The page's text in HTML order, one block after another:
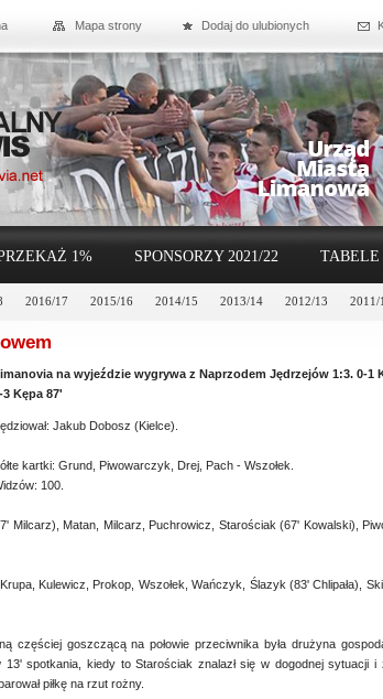
Mapa strony Dodaj do ulubionych
2016/17 2015/16 2014/15 2013/14 2012/13 2011/
1% SPONSORZY 2021/22 TABELE
na wyjeździe wygrywa z Naprzodem Jędrzejów 1:3. 0-1
3 Kępa 87'
Jakub Dobosz (Kielce).
kartki: Grund, Piwowarczyk, Drej, Pach - Wszołek.
100.
Milcarz), Matan, Milcarz, Puchrowicz, Starościak (67' Kowalski),
Kulewicz, Prokop, Wszołek, Wańczyk, Ślazyk (83' Chlipała),
częściej goszczącą na połowie przeciwnika była drużyna
13' spotkania, kiedy to Starościak znalazł się w dogodnej sytuacji
piłkę na rzut rożny.